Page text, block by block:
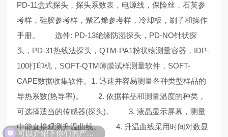
PD-11盒式探头，探头系数表，电源线，保险丝，石英参
考样，硅胶参考样，聚乙烯参考样，冷却板，刷子和操作
手册。
选件: PD-13绝缘防湿探头，PD-NO针状探
头，PD-31热线法探头，QTM-PA1粉状物测量容器，IDP-
100打印机，SOFT-QTM薄膜试样测量软件，SOFT-
CAPE数据收集软件。 1. 迅速并容易测量各种类型样品的
导热系数(热导率)。
2. 依据样品和测量温度的种类，
可选择适当的传感器(探头)。
3. 液晶显示屏幕，测量
中能直接观测升温曲线。4. 升温曲线采用时间对数显
可以介绍下你们的产品么？